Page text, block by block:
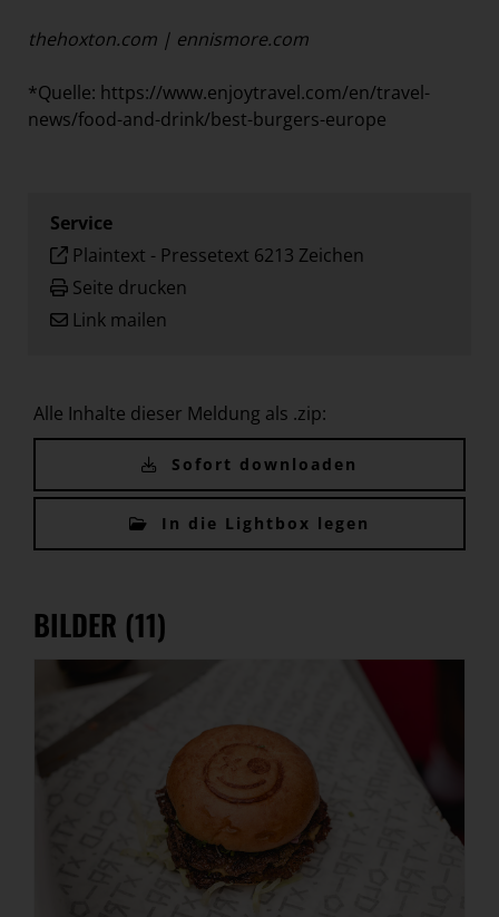
thehoxton.com | ennismore.com
*Quelle: https://www.enjoytravel.com/en/travel-
news/food-and-drink/best-burgers-europe
Service
Plaintext - Pressetext 6213 Zeichen
Seite drucken
Link mailen
Alle Inhalte dieser Meldung als .zip:
Sofort downloaden
In die Lightbox legen
BILDER (11)